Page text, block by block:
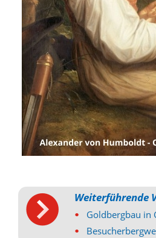
Weiterführende
• Goldbergbau in
•